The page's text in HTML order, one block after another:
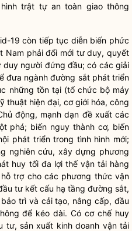
trật tự an toàn giao thông
19 còn tiếp tục diễn biến phức
Nam phải đổi mới tư duy, quyết
duy người đứng đầu; có các giải
đưa ngành đường sắt phát triển
những tồn tại (tổ chức bộ máy
thuật hiện đại, cơ giới hóa, công
động, mạnh dạn đề xuất các
phá; biến nguy thành cơ, biến
phát triển trong tình hình mới;
nghiên cứu, xây dựng phương
huy tối đa lợi thế vận tải hàng
trợ cho các phương thức vận
tư kết cấu hạ tầng đường sắt,
trì và cải tạo, nâng cấp, đầu
để kéo dài. Có cơ chế huy
tư, sản xuất kinh doanh vận tải